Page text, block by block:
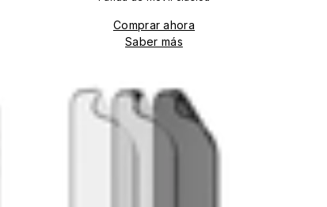
Comprar ahora
Saber más